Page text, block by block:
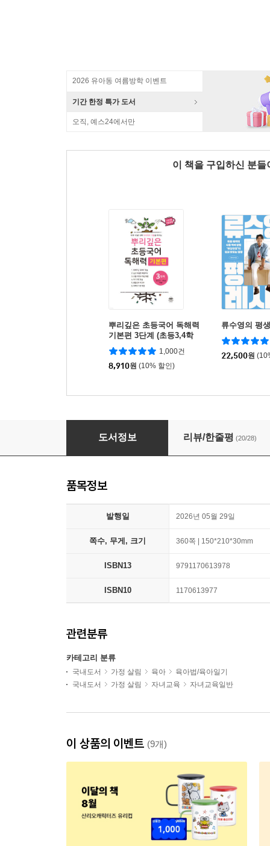
2026 유아동 여름방학 이벤트
기간 한정 특가 도서
오직, 예스24에서만
이 책을 구입하신 분
뿌리깊은 초등국어 독해력
기본편 3단계 (초등3,4학
년)
1,000건
8,910원 (10% 할인)
류수영의 평
22,500원
첫째 아이 마음 아프지 않게, 둘째 아이 마음 흔
도서정보 리뷰/한줄평 (20/28)
품목정보
발행일 2026년 05월 29일
쪽수, 무게, 크기 360쪽 | 150*210*30mm
ISBN13 9791170613978
ISBN10 1170613977
관련분류
카테고리 분류
국내도서 가정 살림 육아
육아법/육아일기
국내도서
가정 살림 자녀교육 자녀교육일반
이 상품의 이벤트 (9개)